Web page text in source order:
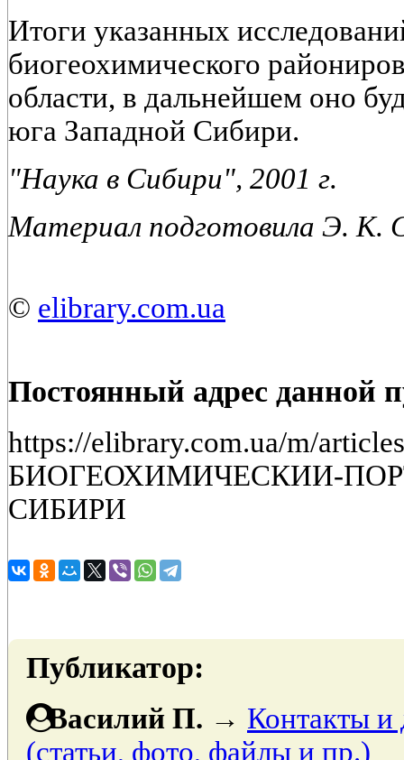
Итоги указанных
биогеохимического
области, в дальнейшем оно
юга Западной Сибири.
"Наука в Сибири", 2001 г.
Материал подготовила Э.
© elibrary.com.ua
Постоянный адрес данной
https://elibrary.com.ua/m/
БИОГЕОХИМИЧЕСКИИ-
СИБИРИ
Публикатор:
Василий П. → Контакты и
(статьи, фото, файлы и пр.)